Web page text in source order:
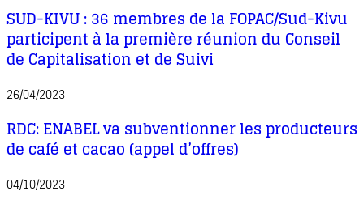
SUD-KIVU : 36 membres de la FOPAC/Sud-Kivu
participent à la première réunion du Conseil
de Capitalisation et de Suivi
26/04/2023
RDC: ENABEL va subventionner les producteurs
de café et cacao (appel d’offres)
04/10/2023